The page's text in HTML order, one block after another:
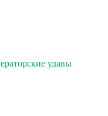
удавы